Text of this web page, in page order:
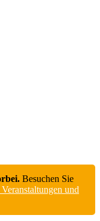
Besuchen Sie
und